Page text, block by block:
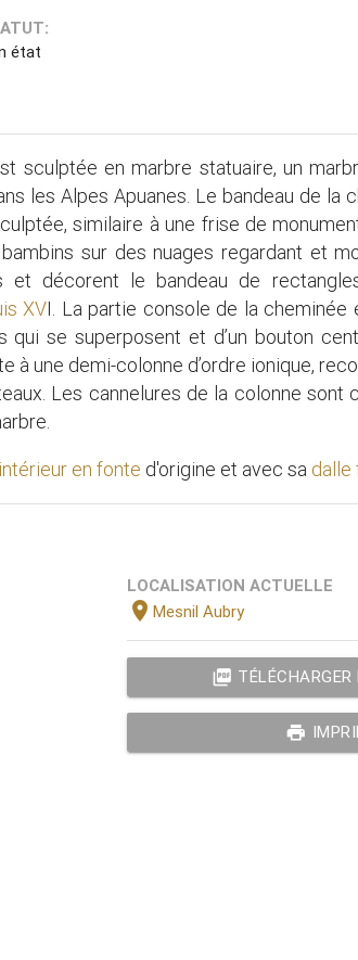
état
sculptée en marbre statuaire, un
les Alpes Apuanes. Le bandeau de la
similaire à une frise de
sur des nuages regardant et
et décorent le bandeau de
XVI. La partie console de la cheminée
qui se superposent et d’un bouton
à une demi-colonne d’ordre ionique,
Les cannelures de la colonne sont
intérieur en fonte d'origine et avec sa dalle
LOCALISATION ACTUELLE
location_on Mesnil Aubry
picture_as_pdf
print